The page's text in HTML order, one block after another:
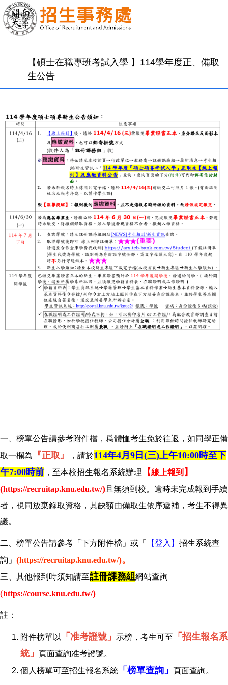
【碩士在職專班考試入學 】114學年度正、備取
生公告
一、榜單公告請參考附件檔，爲體恤考生免於往返，如同學正備
取一欄為
『正取』 ，請於114年4月9日(三)上午10:00時至下
午7:00時前 ，至本校招生報名系統辦理 【線上報到 】
(https://recruitap.knu.edu.tw/) 且無須到校。逾時未完成報到手續
者，視同放棄錄取資格，其缺額由備取生依序遞補，考生不得異
議。
二、榜單公告請參考「下方附件檔」或「 【登入】 招生系統查
詢」 (https://recruitap.knu.edu.tw/)。
三、其他報到時須知請至註冊課務組網站查詢
(https://course.knu.edu.tw/)
註：
附件榜單以 「准考證號」 示榜，考生可至
「招生報名系
統」
頁面查詢准考證號。
個人榜單可至招生報名系統 「榜單查詢」 頁面查詢。